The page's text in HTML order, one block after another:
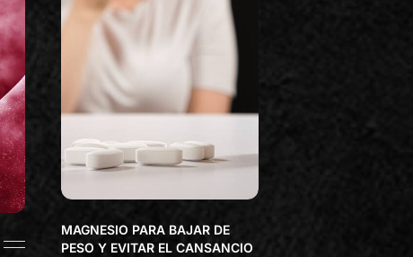
MAGNESIO PARA BAJAR DE
PESO Y EVITAR EL CANSANCIO